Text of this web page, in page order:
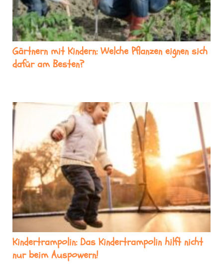
Gärtnern mit Kindern: Welche Pflanzen eignen sich
dafür am Besten?
Kindertrampolin: Das Kindertrampolin hilft nicht
nur beim Auspowern!